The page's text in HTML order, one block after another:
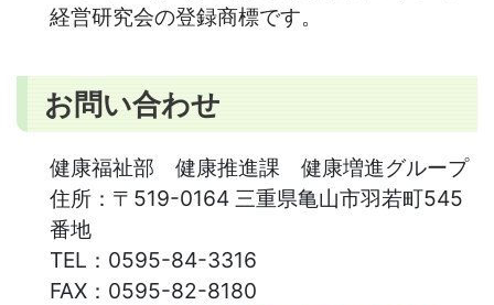
経営研究会の登録商標です。
お問い合わせ
健康福祉部 健康推進課 健康増進グループ
住所： 〒519-0164 三重県亀山市羽若町545
番地
TEL： 0595-84-3316
FAX： 0595-82-8180